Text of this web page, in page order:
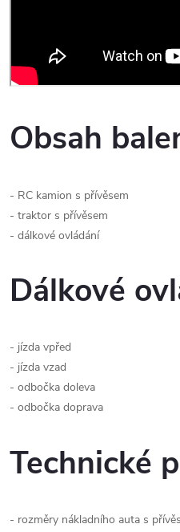
Obsah
- RC kamion s přívěsem
- traktor s přívěsem
- dálkové ovládání
Dálkové
- jízda vpřed
- jízda vzad
- odbočka doleva
- odbočka doprava
Technické
- rozměry nákladního auta s